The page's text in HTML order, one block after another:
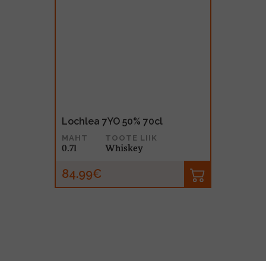
Lochlea 7YO 50% 70cl
MAHT
0.7l
TOOTE LIIK
Whiskey
84.99€